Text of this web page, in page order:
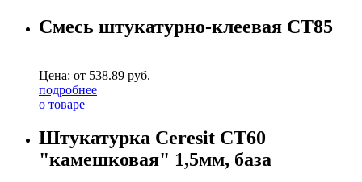
Смесь штукатурно-клеевая CT85
Цена: от 538.89 руб.
подробнее
о товаре
Штукатурка Ceresit CT60
"камешковая" 1,5мм, база